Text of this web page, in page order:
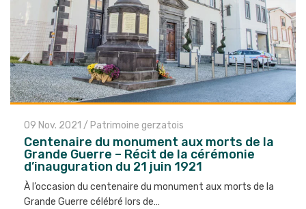
09 Nov. 2021 / Patrimoine gerzatois
Centenaire du monument aux morts de la
Grande Guerre – Récit de la cérémonie
d’inauguration du 21 juin 1921
À l’occasion du centenaire du monument aux morts de la
Grande Guerre célébré lors de…